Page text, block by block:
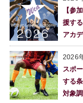
【参
援す
アカ
2026
スポ
する
対象